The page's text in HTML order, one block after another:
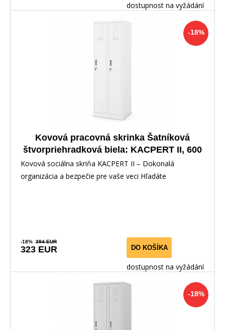
dostupnost na vyžádání
-18%
Kovová pracovná skrinka Šatníková
štvorpriehradková biela: KACPERT II, 600
x 1800 x 500 mm
Kovová sociálna skriňa KACPERT II – Dokonalá
organizácia a bezpečie pre vaše veci Hľadáte
-18% 394 EUR
323 EUR DO KOŠÍKA
dostupnost na vyžádání
-18%